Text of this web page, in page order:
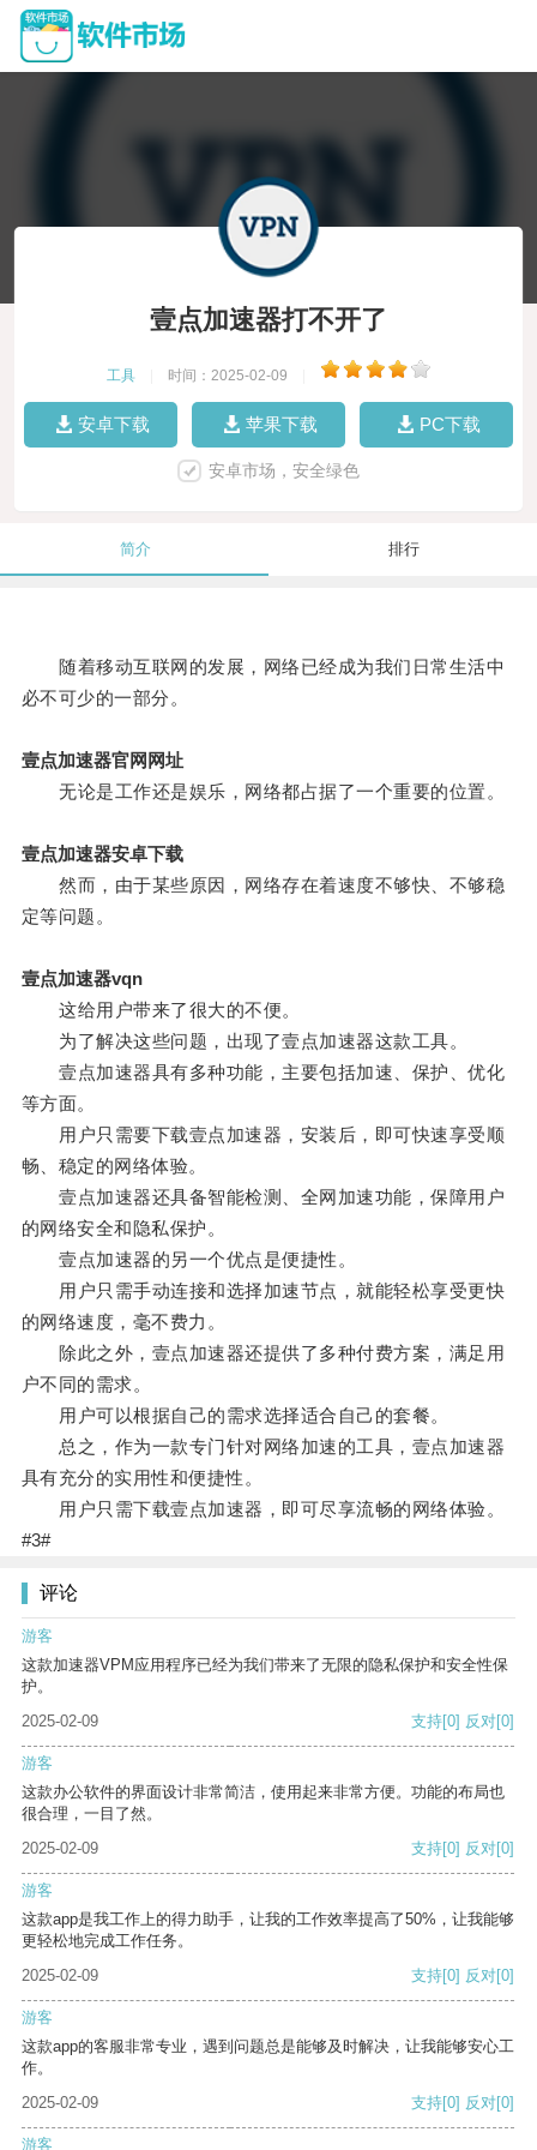
壹点加速器打不开了
工具 时间：2025-02-09
安卓下载 苹果下载 PC下载
安卓市场，安全绿色
简介 排行
随着移动互联网的发展，网络已经成为我们日常生活中
必不可少的一部分。
壹点加速器官网网址
无论是工作还是娱乐，网络都占据了一个重要的位置。
壹点加速器安卓下载
然而，由于某些原因，网络存在着速度不够快、不够稳
定等问题。
壹点加速器vqn
这给用户带来了很大的不便。
为了解决这些问题，出现了壹点加速器这款工具。
壹点加速器具有多种功能，主要包括加速、保护、优化
等方面。
用户只需要下载壹点加速器，安装后，即可快速享受顺
畅、稳定的网络体验。
壹点加速器还具备智能检测、全网加速功能，保障用户
的网络安全和隐私保护。
壹点加速器的另一个优点是便捷性。
用户只需手动连接和选择加速节点，就能轻松享受更快
的网络速度，毫不费力。
除此之外，壹点加速器还提供了多种付费方案，满足用
户不同的需求。
用户可以根据自己的需求选择适合自己的套餐。
总之，作为一款专门针对网络加速的工具，壹点加速器
具有充分的实用性和便捷性。
用户只需下载壹点加速器，即可尽享流畅的网络体验。
#3#
评论
游客
这款加速器VPM应用程序已经为我们带来了无限的隐私保护和安全性保
护。
2025-02-09
支持[0] 反对[0]
游客
这款办公软件的界面设计非常简洁，使用起来非常方便。功能的布局也
很合理，一目了然。
2025-02-09
支持[0] 反对[0]
游客
这款app是我工作上的得力助手，让我的工作效率提高了50%，让我能够
更轻松地完成工作任务。
2025-02-09
支持[0] 反对[0]
游客
这款app的客服非常专业，遇到问题总是能够及时解决，让我能够安心工
作。
2025-02-09
支持[0] 反对[0]
游客